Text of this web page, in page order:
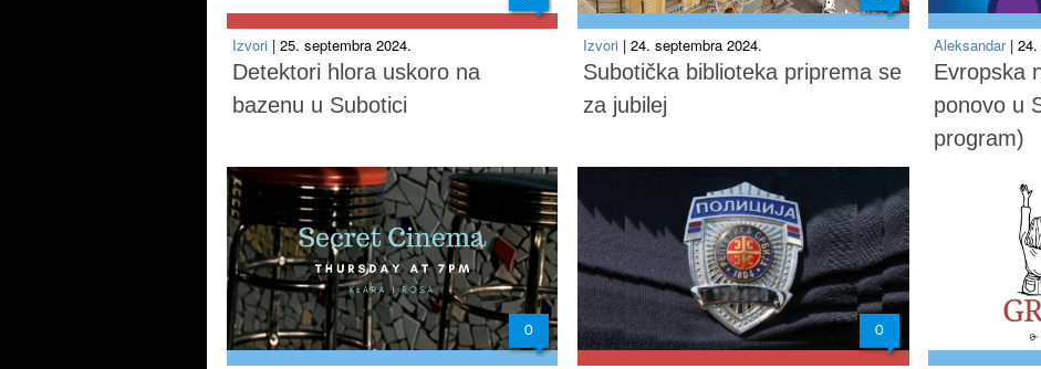
Izvori | 25. septembra 2024.
Detektori hlora uskoro na
bazenu u Subotici
Izvori | 24. septembra 2024.
Subotička biblioteka priprema se
za jubilej
Aleksandar |
Evropska
ponovo u
program)
0 0